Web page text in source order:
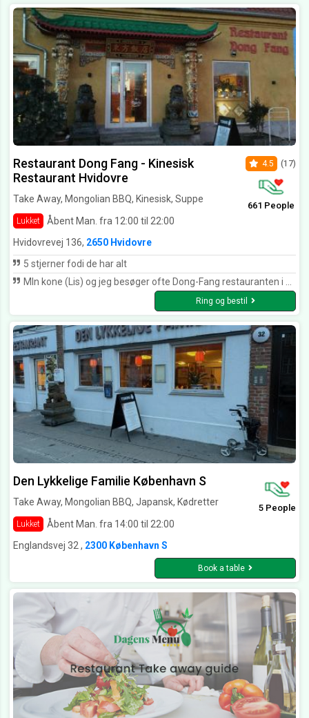
Restaurant Dong Fang - Kinesisk
Restaurant Hvidovre
Take Away, Mongolian BBQ, Kinesisk, Suppe
Lukket Åbent Man. fra 12:00 til 22:00
4.5 (17)
661 People
Hvidovrevej 136, 2650 Hvidovre
5 stjerner fodi de har alt
MIn kone (Lis) og jeg besøger ofte Dong-Fang restauranten i Hvidovre. Vi er meget begejstret for det store "tag selv" bord og der er noget for enhver smag. Is og pandekage som dessert er heller ikke at foragte. jo - vi ser altid frem til at besøge restauranten igen!
Ring og bestil
Den Lykkelige Familie København S
Take Away, Mongolian BBQ, Japansk, Kødretter
Lukket Åbent Man. fra 14:00 til 22:00
5 People
Englandsvej 32 , 2300 København S
Book a table